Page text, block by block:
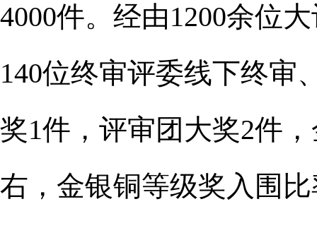
4000件。经由1200余位
140位终审评委线下终审
奖1件，评审团大奖2件
右，金银铜等级奖入围